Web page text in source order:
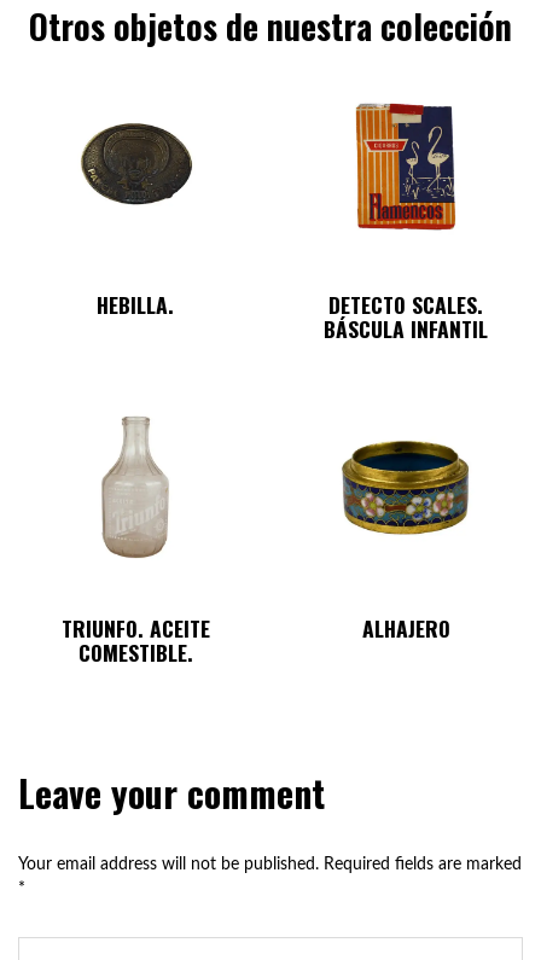
Otros objetos de nuestra colección
HEBILLA. DETECTO SCALES.
BÁSCULA INFANTIL
TRIUNFO. ACEITE
COMESTIBLE.
ALHAJERO
Leave your comment
Your email address will not be published. Required fields are marked
*